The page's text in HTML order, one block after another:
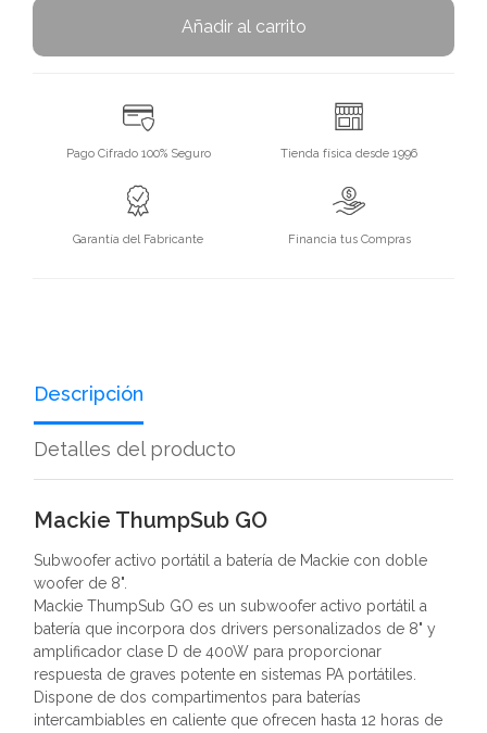
Añadir al carrito
Pago Cifrado 100% Seguro Tienda física desde 1996
Garantía del Fabricante Financia tus Compras
Descripción
Detalles del producto
Mackie ThumpSub GO
Subwoofer activo portátil a batería de Mackie con doble
woofer de 8".
Mackie ThumpSub GO es un subwoofer activo portátil a
batería que incorpora dos drivers personalizados de 8" y
amplificador clase D de 400W para proporcionar
respuesta de graves potente en sistemas PA portátiles.
Dispone de dos compartimentos para baterías
intercambiables en caliente que ofrecen hasta 12 horas de